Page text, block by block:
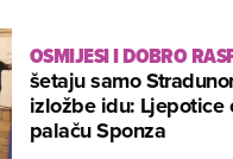
OSMIJESI I DOBRO
šetaju samo
izložbe idu: Ljepotice
palaču Sponza